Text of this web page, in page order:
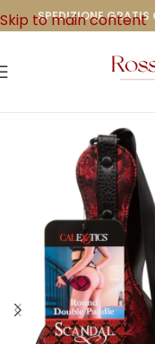
Skip to main content
SPEDIZIONE GRATIS